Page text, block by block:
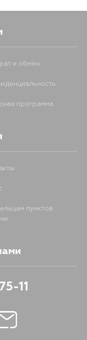
и обмен
программа
пунктов
11